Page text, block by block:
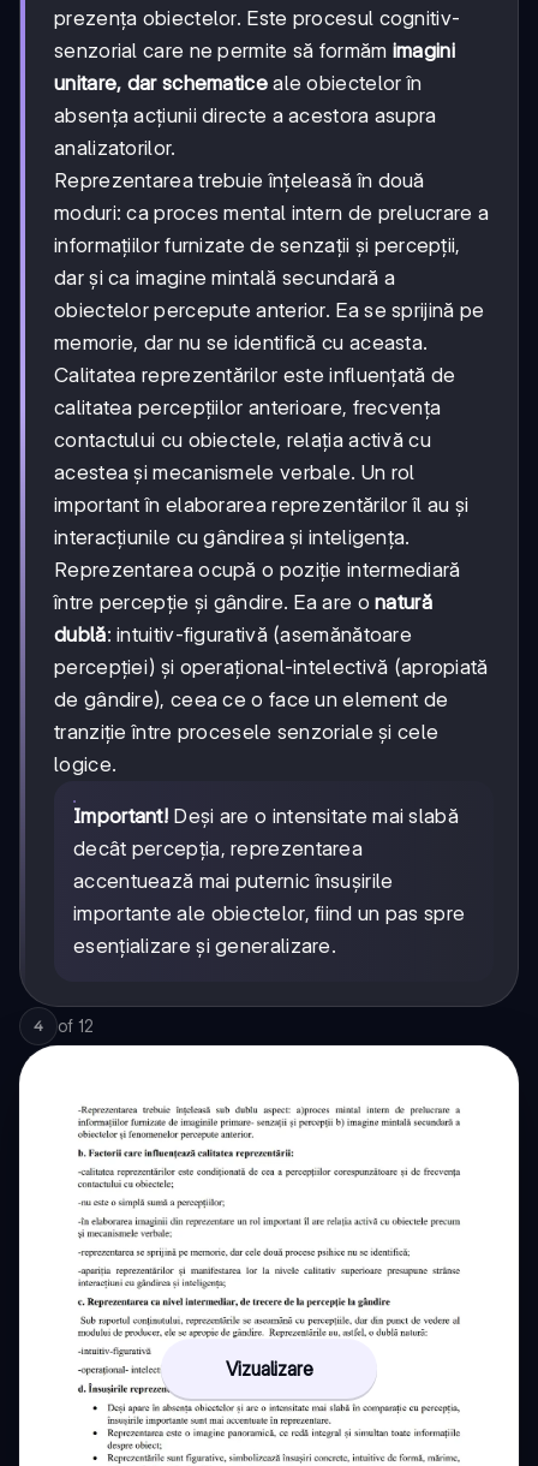
prezența obiectelor. Este procesul cognitiv-
senzorial care ne permite să formăm imagini
unitare, dar schematiceale obiectelor în
absența acțiunii directe a acestora asupra
analizatorilor.
Reprezentarea trebuie înțeleasă în două
moduri: ca proces mental intern de prelucrare a
informațiilor furnizate de senzații și percepții,
dar și ca imagine mintală secundară a
obiectelor percepute anterior. Ea se sprijină pe
memorie, dar nu se identifică cu aceasta.
Calitatea reprezentărilor este influențată de
calitatea percepțiilor anterioare, frecvența
contactului cu obiectele, relația activă cu
acestea și mecanismele verbale. Un rol
important în elaborarea reprezentărilor îl au și
interacțiunile cu gândirea și inteligența.
Reprezentarea ocupă o poziție intermediară
între percepție și gândire. Ea are onatură
dublă: intuitiv-figurativă (asemănătoare
percepției) și operațional-intelectivă (apropiată
de gândire), ceea ce o face un element de
tranziție între procesele senzoriale și cele
logice.
Important! Deși are o intensitate mai slabă
decât percepția, reprezentarea
accentuează mai puternic însușirile
importante ale obiectelor, fiind un pas spre
esențializare și generalizare.
4 of 12
Vizualizare